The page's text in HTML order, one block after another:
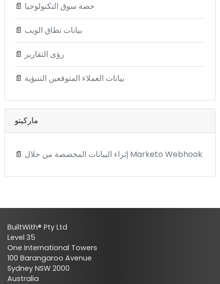
📄 حصة سوق التكنولوجيا
📄 بيانات نطاق الويب
📄 رؤى التقارير
📄 بيانات العملاء المتوقعين التنبؤية
ماركيتو
📄 إثراء البيانات المخصصة من خلال Marketo Webhook
BuiltWith® Pty Ltd
Level 35
One International Towers
100 Barangaroo Avenue
Sydney NSW 2000
Australia